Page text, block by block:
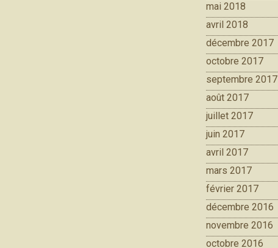
mai 2018
avril 2018
décembre 2017
octobre 2017
septembre 2017
août 2017
juillet 2017
juin 2017
avril 2017
mars 2017
février 2017
décembre 2016
novembre 2016
octobre 2016